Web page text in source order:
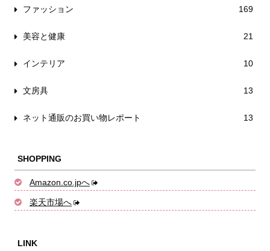
ファッション 169
美容と健康 21
インテリア 10
文房具 13
ネット通販のお買い物レポート 13
SHOPPING
Amazon.co.jpへ
楽天市場へ
LINK